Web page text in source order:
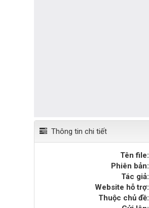
Thông tin chi tiết
Tên file:
Phiên bản:
Tác giả:
Website hỗ trợ:
Thuộc chủ đề: